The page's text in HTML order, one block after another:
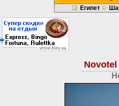
Египет
Novotel